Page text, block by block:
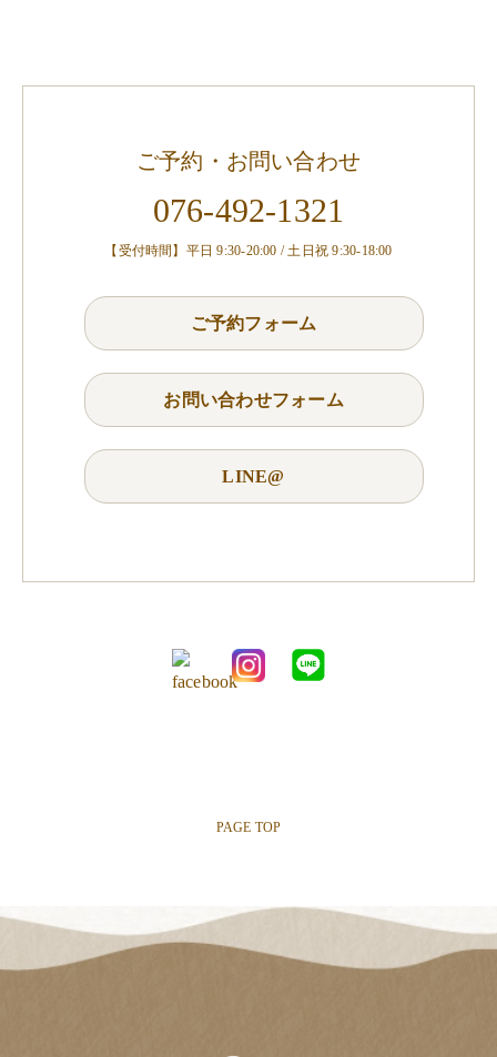
ご予約・お問い合わせ
076-492-1321
【受付時間】平日 9:30-20:00 / 土日祝 9:30-18:00
ご予約フォーム
お問い合わせフォーム
LINE@
PAGE TOP